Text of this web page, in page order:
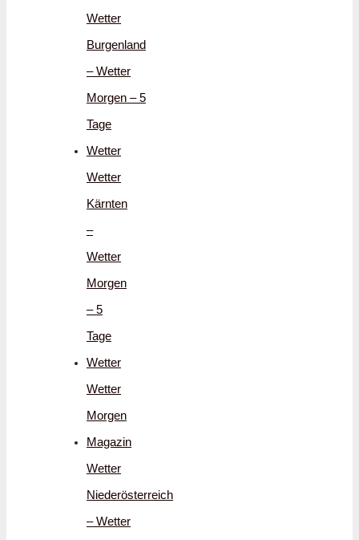
Wetter
Burgenland
– Wetter
Morgen – 5
Tage
Wetter
Wetter
Kärnten
–
Wetter
Morgen
– 5
Tage
Wetter
Wetter
Morgen
Magazin
Wetter
Niederösterreich
– Wetter